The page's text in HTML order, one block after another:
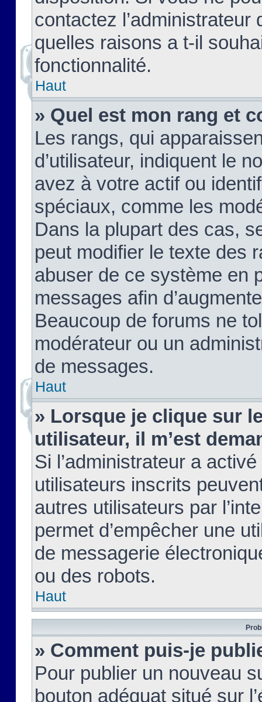
contactez
quelles raisons a t-il
fonctionnalité.
Haut
» Quel est mon rang et
Les rangs, qui
d’utilisateur, indiquent le
avez à votre actif ou
spéciaux, comme les
Dans la plupart des cas,
peut modifier le texte des
abuser de ce système en
messages afin
Beaucoup de forums ne
modérateur ou un
de messages.
Haut
» Lorsque je clique sur
utilisateur, il m’est
Si l’administrateur a
utilisateurs inscrits
autres utilisateurs par
permet d’empêcher une
de messagerie
ou des robots.
Haut
» Comment puis-je
Pour publier un nouveau
bouton adéquat situé sur